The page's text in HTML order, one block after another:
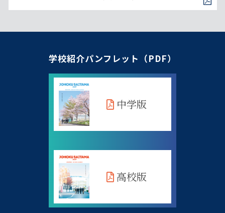
学校紹介パンフレット（PDF）
中学版
高校版